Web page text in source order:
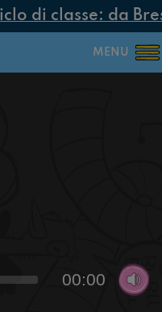
di classe: da
MENU
00:00